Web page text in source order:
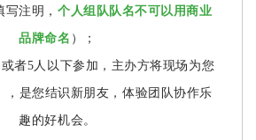
注明， 个人组队队名不可以用商业
品牌命名 ）；
者5人以下参加，主办方将现场为您
，是您结识新朋友，体验团队协作乐
趣的好机会。